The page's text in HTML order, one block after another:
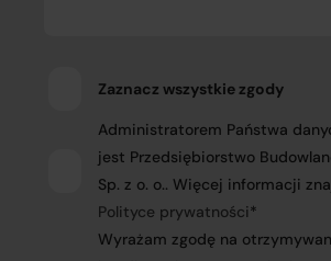
Zaznacz wszystkie zgody
Administratorem Państwa
jest Przedsiębiorstwo
Sp. z o. o.. Więcej informacji
Polityce prywatności*
Wyrażam zgodę na